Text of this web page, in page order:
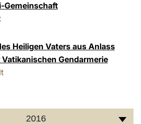
Gemeinschaft
Heiligen Vaters aus Anlass
Gendarmerie
2016